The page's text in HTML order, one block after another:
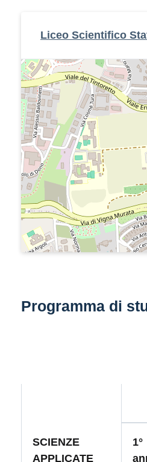
Liceo Scientifico
Programma di
SCIENZE
APPLICATE
1°